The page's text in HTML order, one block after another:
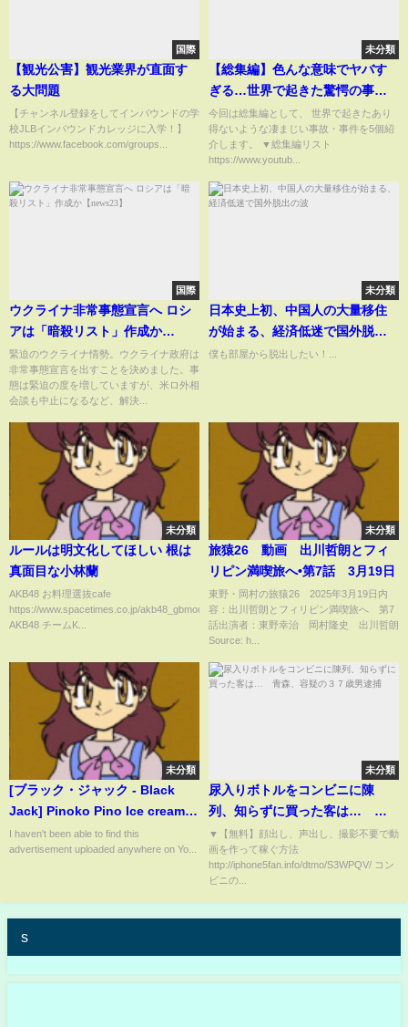
国際
【観光公害】観光業界が直面す
る大問題
【チャンネル登録をしてインバウンドの学
校JLBインバウンドカレッジに入学！】
https://www.facebook.com/groups...
未分類
【総集編】色んな意味でヤバす
ぎる…世界で起きた驚愕の事
故・事件5選【ゆっくり解説】
今回は総集編として、 世界で起きたあり
得ないような凄まじい事故・事件を5個紹
介します。 ▼総集編リスト
https://www.youtub...
国際
ウクライナ非常事態宣言へ ロシ
アは「暗殺リスト」作成か
【news23】
緊迫のウクライナ情勢。ウクライナ政府は
非常事態宣言を出すことを決めました。事
態は緊迫の度を増していますが、米ロ外相
会談も中止になるなど、解決...
未分類
日本史上初、中国人の大量移住
が始まる、経済低迷で国外脱出
の波
僕も部屋から脱出したい！...
未分類
ルールは明文化してほしい 根は
真面目な小林蘭
AKB48 お料理選抜cafe
https://www.spacetimes.co.jp/akb48_gbmouri/
AKB48 チームK...
未分類
旅猿26 動画 出川哲朗とフィ
リピン満喫旅へ•第7話 3月19日
東野・岡村の旅猿26 2025年3月19日内
容：出川哲朗とフィリピン満喫旅へ 第7
話出演者：東野幸治 岡村隆史 出川哲朗
Source: h...
未分類
[ブラック・ジャック - Black
Jack] Pinoko Pino Ice cream
CM / PV / AD
I haven't been able to find this
advertisement uploaded anywhere on Yo...
未分類
尿入りボトルをコンビニに陳
列、知らずに買った客は… 青
森、容疑の３７歳男逮捕
▼【無料】顔出し、声出し、撮影不要で動
画を作って稼ぐ方法
http://iphone5fan.info/dtmo/S3WPQV/ コン
ビニの...
s